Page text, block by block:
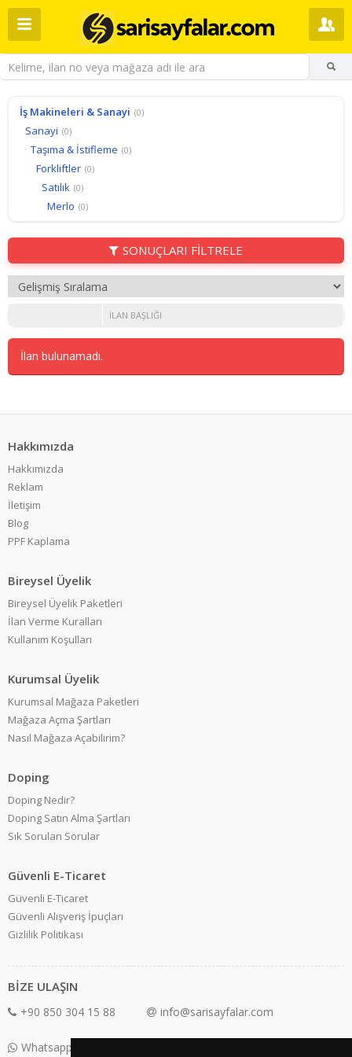
İş Makineleri & Sanayi (0)
Sanayi (0)
Taşıma & İstifleme (0)
Forkliftler (0)
Satılık (0)
Merlo (0)
SONUÇLARI FİLTRELE
İLAN BAŞLIĞI
İlan bulunamadı.
Hakkımızda
Hakkımızda
Reklam
İletişim
Blog
PPF Kaplama
Bireysel Üyelik
Bireysel Üyelik Paketleri
İlan Verme Kuralları
Kullanım Koşulları
Kurumsal Üyelik
Kurumsal Mağaza Paketleri
Mağaza Açma Şartları
Nasıl Mağaza Açabilirim?
Doping
Doping Nedir?
Doping Satın Alma Şartları
Sık Sorulan Sorular
Güvenli E-Ticaret
Güvenli E-Ticaret
Güvenli Alışveriş İpuçları
Gizlilik Politikası
BİZE ULAŞIN
+90 850 304 15 88 info@sarisayfalar.com
Whatsapp Destek: +90 850 304 15 88